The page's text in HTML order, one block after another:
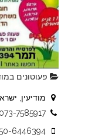
פעוטונים
מודיעין,
073-7585917
6446394